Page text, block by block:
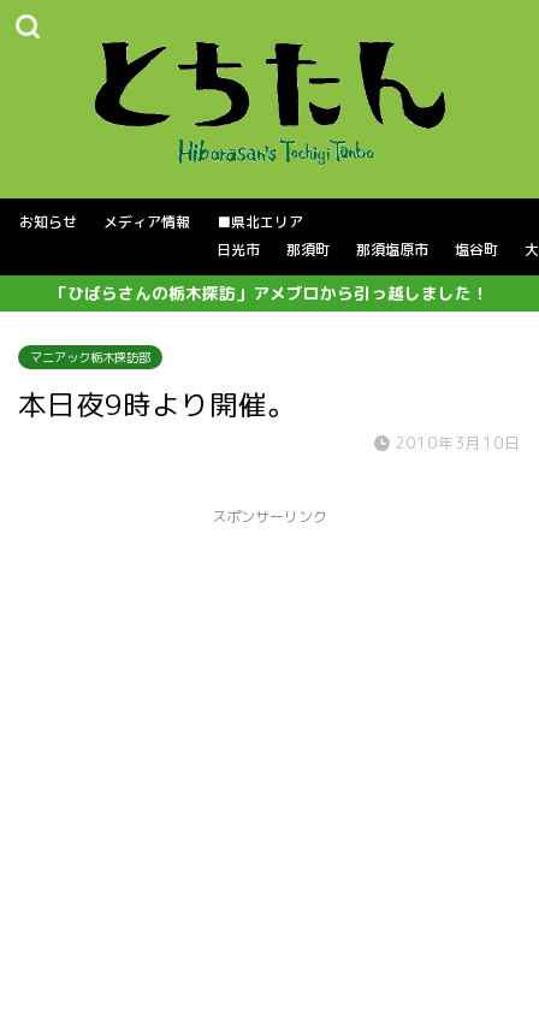
お知らせ メディア情報
■県北エリア
日光市
那須町 那須塩原市 塩谷町
「ひばらさんの栃木探訪」アメブロから引っ越しました！
マニアック栃木探訪部
本日夜9時より開催。
2010年3月10日
スポンサーリンク